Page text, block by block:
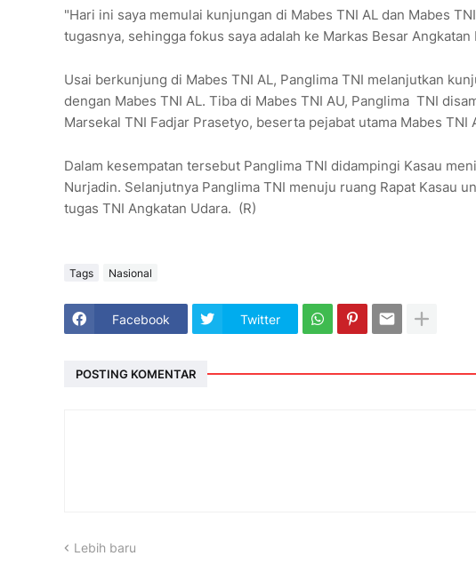
"Hari ini saya memulai kunjungan di Mabes TNI AL dan Mabes
tugasnya, sehingga fokus saya adalah ke Markas Besar Angkatan
Usai berkunjung di Mabes TNI AL, Panglima TNI melanjutkan
dengan Mabes TNI AL. Tiba di Mabes TNI AU, Panglima TNI
Marsekal TNI Fadjar Prasetyo, beserta pejabat utama Mabes TNI
Dalam kesempatan tersebut Panglima TNI didampingi Kasau
Nurjadin. Selanjutnya Panglima TNI menuju ruang Rapat Kasau
tugas TNI Angkatan Udara. (R)
Tags Nasional
Facebook Twitter
POSTING KOMENTAR
Lebih baru